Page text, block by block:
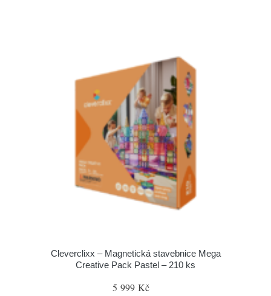
Cleverclixx – Magnetická stavebnice Mega
Creative Pack Pastel – 210 ks
5 999 Kč